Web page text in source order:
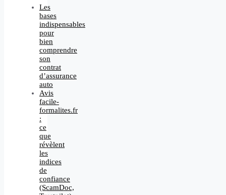
Les
bases
indispensables
pour
bien
comprendre
son
contrat
d’assurance
auto
Avis
facile-
formalites.fr
:
ce
que
révèlent
les
indices
de
confiance
(ScamDoc,